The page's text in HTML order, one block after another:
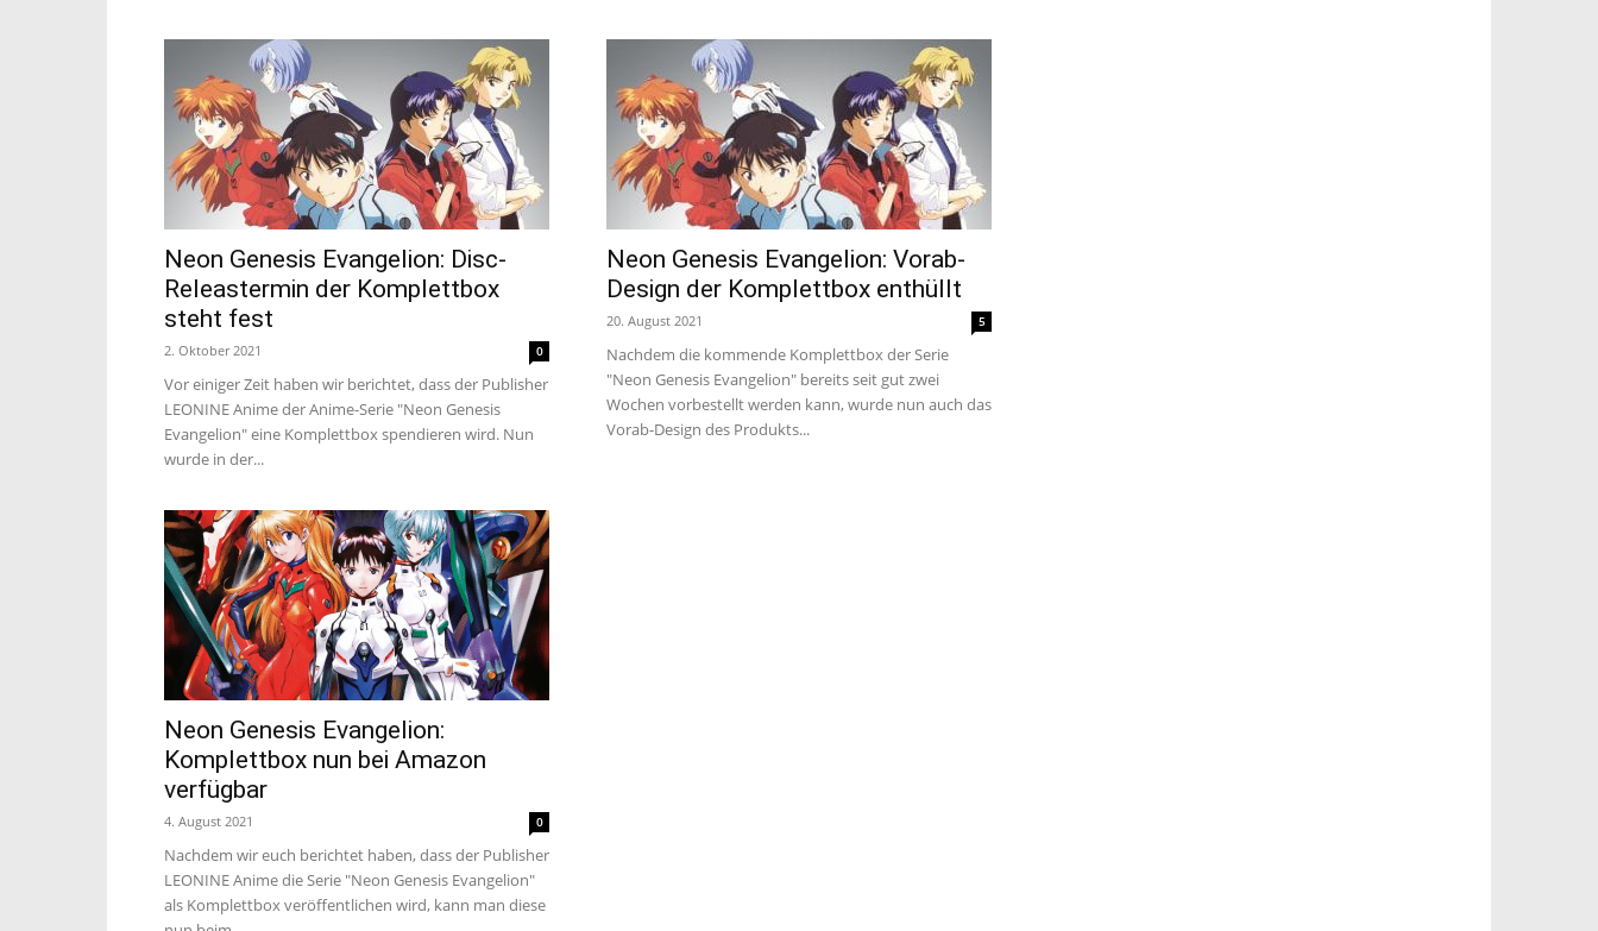
Neon Genesis Evangelion: Disc-
Releastermin der Komplettbox
steht fest
2. Oktober 2021 0
Vor einiger Zeit haben wir berichtet, dass der Publisher
LEONINE Anime der Anime-Serie "Neon Genesis
Evangelion" eine Komplettbox spendieren wird. Nun
wurde in der...
Neon Genesis Evangelion: Vorab-
Design der Komplettbox enthüllt
20. August 2021 5
Nachdem die kommende Komplettbox der Serie
"Neon Genesis Evangelion" bereits seit gut zwei
Wochen vorbestellt werden kann, wurde nun auch das
Vorab-Design des Produkts...
Neon Genesis Evangelion:
Komplettbox nun bei Amazon
verfügbar
4. August 2021 0
Nachdem wir euch berichtet haben, dass der Publisher
LEONINE Anime die Serie "Neon Genesis Evangelion"
als Komplettbox veröffentlichen wird, kann man diese